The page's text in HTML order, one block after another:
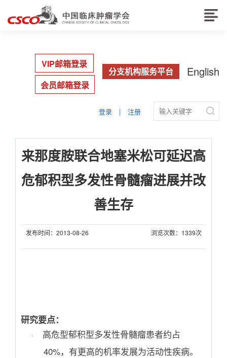
English
分支机构服务平台
VIP邮箱登录
会员邮箱登录

登录 | 注册
来那度胺联合地塞米松可延迟高
危郁积型多发性骨髓瘤进展并改
善生存
发布时间：2013-08-26 浏览次数：1339次
研究要点：
·
高危型郁积型多发性骨髓瘤患者约占
40%，有更高的机率发展为活动性疾病。